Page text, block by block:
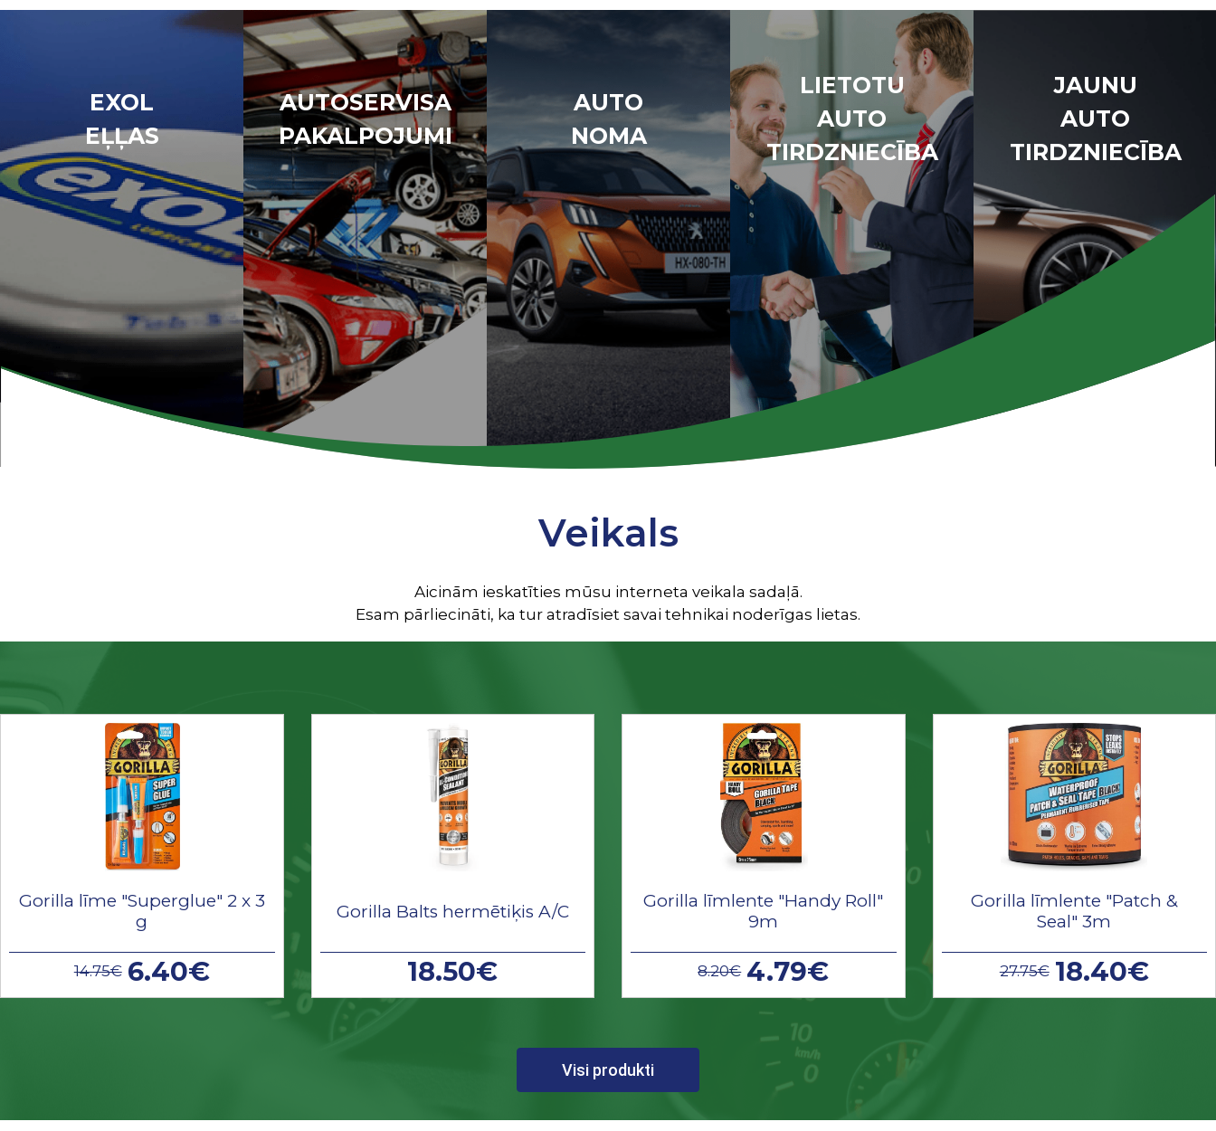
EXOL
EĻĻAS
AUTOSERVISA
PAKALPOJUMI
AUTO
NOMA
LIETOTU
AUTO
TIRDZNIECĪBA
JAUNU
AUTO
TIRDZNIECĪBA
Veikals
Aicinām ieskatīties mūsu interneta veikala sadaļā.
Esam pārliecināti, ka tur atradīsiet savai tehnikai noderīgas lietas.
Gorilla līme "Superglue" 2 x 3
g
14.75€ 6.40€
Gorilla Balts hermētiķis A/C
18.50€
Gorilla līmlente "Handy Roll"
9m
8.20€ 4.79€
Gorilla līmlente "Patch &
Seal" 3m
27.75€ 18.40€
Visi produkti